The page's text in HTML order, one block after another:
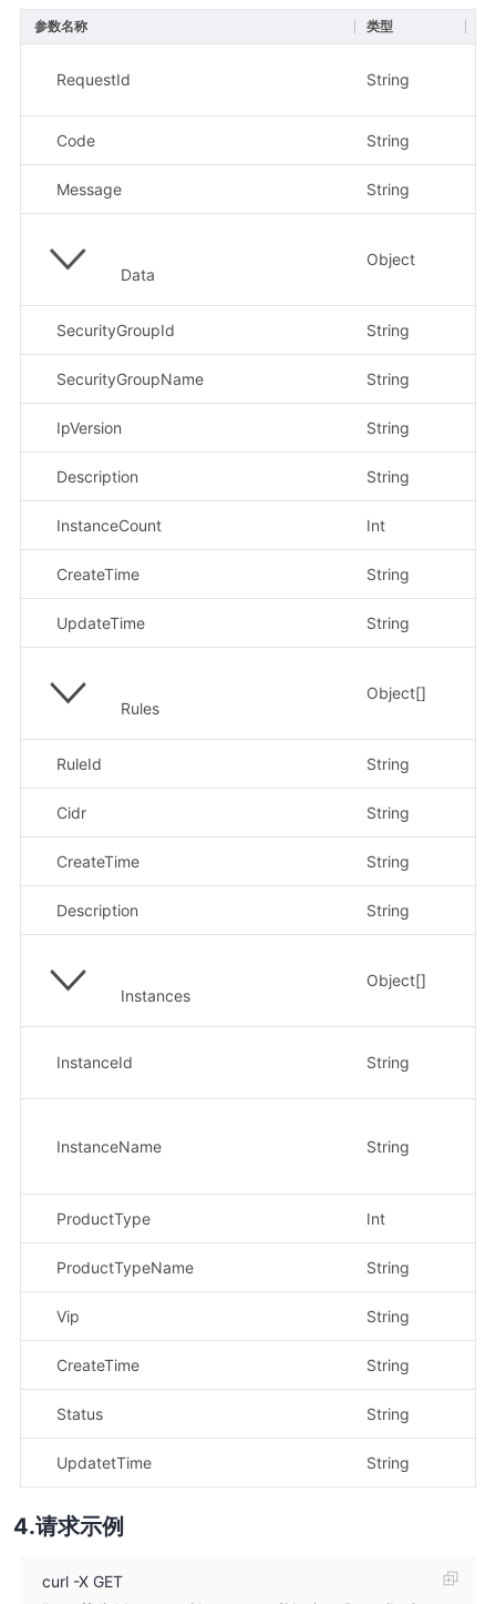
参数名称 类型
RequestId String
Code String
Message String
Data
Object
SecurityGroupId String
SecurityGroupName String
IpVersion String
Description String
InstanceCount Int
CreateTime String
UpdateTime String
Rules
Object[]
RuleId String
Cidr String
CreateTime String
Description String
Instances
Object[]
InstanceId String
InstanceName String
ProductType Int
ProductTypeName String
Vip String
CreateTime String
Status String
UpdatetTime String
请求示例
curl -X GET